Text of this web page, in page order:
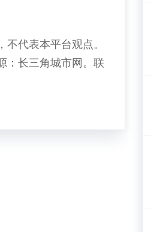
代表本平台观点。
：长三角城市网。联